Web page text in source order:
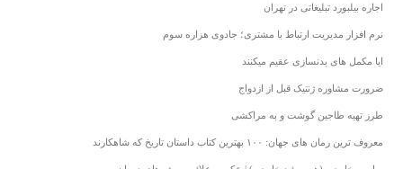
اجاره بیلبورد تبلیغاتی در تهران
نرم افزار مدیریت ارتباط با مشتری؛ جادوی هزاره سوم
ایا مکمل های بدنسازی عقیم میکنند
ضرورت مشاوره ژنتیک قبل از ازدواج
طرز تهیه طاجین گوشت و به مراکشی
معروف ترین رمان های جهان: ۱۰۰ بهترین کتاب داستان تاریخ که شاهکارند